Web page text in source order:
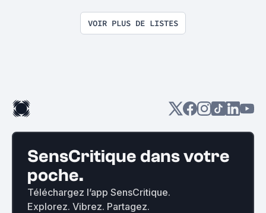
VOIR PLUS DE LISTES
SensCritique dans votre
poche.
Téléchargez l’app SensCritique.
Explorez. Vibrez. Partagez.